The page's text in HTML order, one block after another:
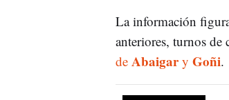
La información
anteriores, turnos de
de Abaigary Goñi.